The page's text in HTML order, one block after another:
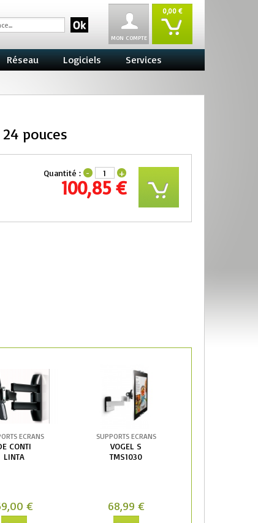
0,00 €
MON COMPTE
Réseau Logiciels Services
pouces
Quantité : - +
100,85 €
ECRANS
CONTI
LINTA
€
SUPPORTS ECRANS
VOGEL S
TMS1030
68,99 €